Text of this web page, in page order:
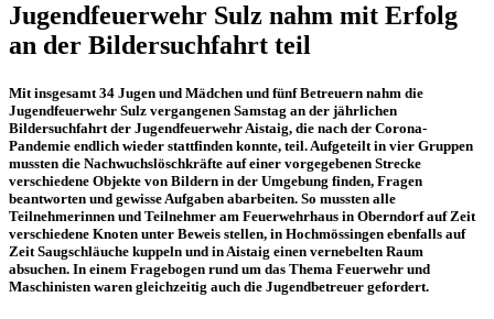
Jugendfeuerwehr Sulz nahm mit Erfolg
an der Bildersuchfahrt teil
Mit insgesamt 34 Jugen und Mädchen und fünf Betreuern nahm die
Jugendfeuerwehr Sulz vergangenen Samstag an der jährlichen
Bildersuchfahrt der Jugendfeuerwehr Aistaig, die nach der Corona-
Pandemie endlich wieder stattfinden konnte, teil. Aufgeteilt in vier Gruppen
mussten die Nachwuchslöschkräfte auf einer vorgegebenen Strecke
verschiedene Objekte von Bildern in der Umgebung finden, Fragen
beantworten und gewisse Aufgaben abarbeiten. So mussten alle
Teilnehmerinnen und Teilnehmer am Feuerwehrhaus in Oberndorf auf Zeit
verschiedene Knoten unter Beweis stellen, in Hochmössingen ebenfalls auf
Zeit Saugschläuche kuppeln und in Aistaig einen vernebelten Raum
absuchen. In einem Fragebogen rund um das Thema Feuerwehr und
Maschinisten waren gleichzeitig auch die Jugendbetreuer gefordert.